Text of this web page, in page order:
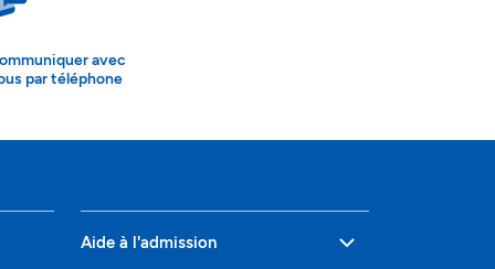
avec
par téléphone
Aide à l'admission